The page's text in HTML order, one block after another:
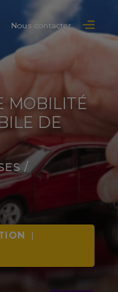
Nous contacter
MOBILITÉ
DE
/
|